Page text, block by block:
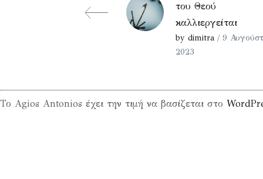
του Θεού
καλλιεργείται
by dimitra / 9
2023
Το Agios Antonios έχει την τιμή να βασίζεται στο